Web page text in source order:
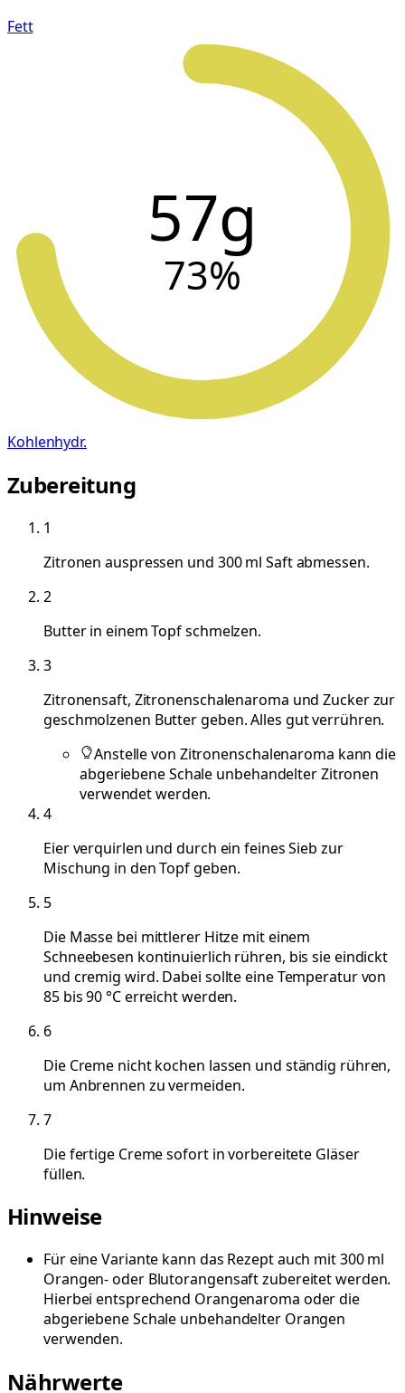
Fett
57g
73%
Kohlenhydr.
Zubereitung
1
Zitronen auspressen und 300 ml Saft abmessen.
2
Butter in einem Topf schmelzen.
3
Zitronensaft, Zitronenschalenaroma und Zucker zur
geschmolzenen Butter geben. Alles gut verrühren.
Anstelle von Zitronenschalenaroma kann die
abgeriebene Schale unbehandelter Zitronen
verwendet werden.
4
Eier verquirlen und durch ein feines Sieb zur
Mischung in den Topf geben.
5
Die Masse bei mittlerer Hitze mit einem
Schneebesen kontinuierlich rühren, bis sie eindickt
und cremig wird. Dabei sollte eine Temperatur von
85 bis 90 °C erreicht werden.
6
Die Creme nicht kochen lassen und ständig rühren,
um Anbrennen zu vermeiden.
7
Die fertige Creme sofort in vorbereitete Gläser
füllen.
Hinweise
Für eine Variante kann das Rezept auch mit 300 ml
Orangen- oder Blutorangensaft zubereitet werden.
Hierbei entsprechend Orangenaroma oder die
abgeriebene Schale unbehandelter Orangen
verwenden.
Nährwerte